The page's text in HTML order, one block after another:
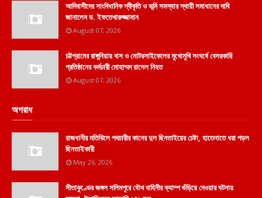
আদিবাসীদের সাংবিধানিক স্বীকৃতি ও ভূমি সমস্যার স্থায়ী সমাধানের দাবি
জানালেন ড. ইফতেখারুজ্জামান
August 07, 2026
চট্টগ্রামের রাঙ্গুনিয়ায় বাস ও মোটরসাইকেলের মুখোমুখি সংঘর্ষে বেসরকারি
প্রতিষ্ঠানের কর্মচারী মোহাম্মদ রাসেল নিহত
August 07, 2026
অপরাধ
রাজধানীর মতিঝিলে পথচারীর কানের দুল ছিনতাইয়ের চেষ্টা, হাতেনাতে ধরা পড়ল
ছিনতাইকারী
May 26, 2026
সীতাকুণ্ডের জঙ্গল সলিমপুরে যৌথ বাহিনীর ক্যাম্প গুঁড়িয়ে দেওয়ার ঘটনায়